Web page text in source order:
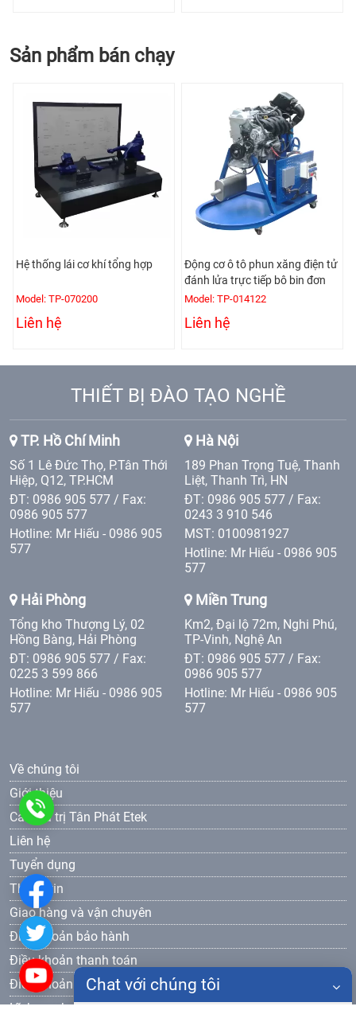
Sản phẩm bán chạy
hợp
Động cơ ô tô phun xăng điện tử
đánh lửa trực tiếp bô bin đơn
Model: TP-014122
Mô hình động cơ Diesel 4
xylanh phun dầu điện tử
Model: TPE-021145
THIẾT BỊ ĐÀO TẠO NGHỀ
TP. Hồ Chí Minh
Số 1 Lê Đức Thọ, P.Tân Thới
Hiệp, Q12, TP.HCM
ĐT: 0986 905 577 / Fax:
0986 905 577
Hotline: Mr Hiếu - 0986 905
577
Hà Nội
189 Phan Trọng Tuệ, Thanh
Liệt, Thanh Trì, HN
ĐT: 0986 905 577 / Fax:
0243 3 910 546
MST: 0100981927
Hotline: Mr Hiếu - 0986 905
577
Hải Phòng
Tổng kho Thượng Lý, 02
Hồng Bàng, Hải Phòng
ĐT: 0986 905 577 / Fax:
0225 3 599 866
Hotline: Mr Hiếu - 0986 905
577
Miền Trung
Km2, Đại lộ 72m, Nghi Phú,
TP-Vinh, Nghệ An
ĐT: 0986 905 577 / Fax:
0986 905 577
Hotline: Mr Hiếu - 0986 905
577
Về chúng tôi
Giới thiệu
Các giá trị Tân Phát Etek
Liên hệ
Tuyển dụng
Thông tin
Giao hàng và vận chuyên
Điều khoản bảo hành
Điều khoản thanh toán
Điều khoản bảo mật
Lĩnh vực hoạt động
0986
577
Chat với chúng tôi